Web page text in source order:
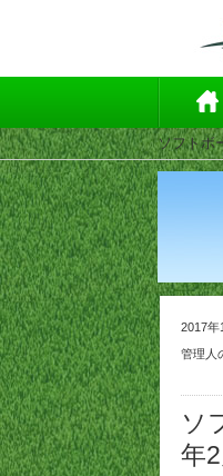
ソフトボ
2017年
管理人
ソ
年